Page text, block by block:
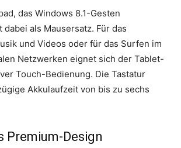
das Windows 8.1-Gesten
als Mausersatz. Für das
und Videos oder für das Surfen im
Netzwerken eignet sich der Tablet-
Touch-Bedienung. Die Tastatur
Akkulaufzeit von bis zu sechs
Premium-Design